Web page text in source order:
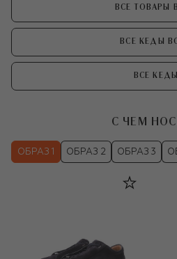
ВСЕ ТОВАРЫ
ВСЕ КЕДЫ
ВСЕ КЕДЫ
С ЧЕМ
ОБРАЗ 1 ОБРАЗ 2 ОБРАЗ 3